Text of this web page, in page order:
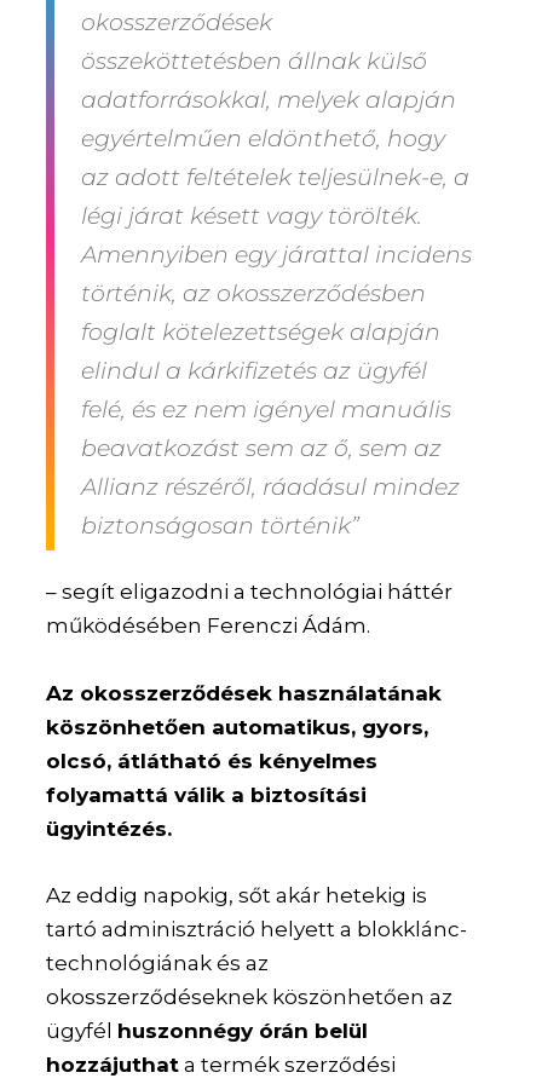
okosszerződések
összeköttetésben állnak külső
adatforrásokkal, melyek alapján
egyértelműen eldönthető, hogy
az adott feltételek teljesülnek-e, a
légi járat késett vagy törölték.
Amennyiben egy járattal incidens
történik, az okosszerződésben
foglalt kötelezettségek alapján
elindul a kárkifizetés az ügyfél
felé, és ez nem igényel manuális
beavatkozást sem az ő, sem az
Allianz részéről, ráadásul mindez
biztonságosan történik”
– segít eligazodni a technológiai háttér
működésében Ferenczi Ádám.
Az okosszerződések használatának
köszönhetően automatikus, gyors,
olcsó, átlátható és kényelmes
folyamattá válik a biztosítási
ügyintézés.
Az eddig napokig, sőt akár hetekig is
tartó adminisztráció helyett a blokklánc-
technológiának és az
okosszerződéseknek köszönhetően az
ügyfél huszonnégy órán belül
hozzájuthat a termék szerződési